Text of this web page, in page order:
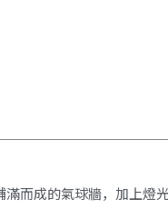
滿而成的氣球牆，加上燈